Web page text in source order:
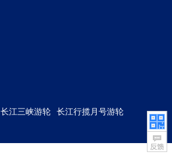
长江三峡游轮
长江行揽月号游轮